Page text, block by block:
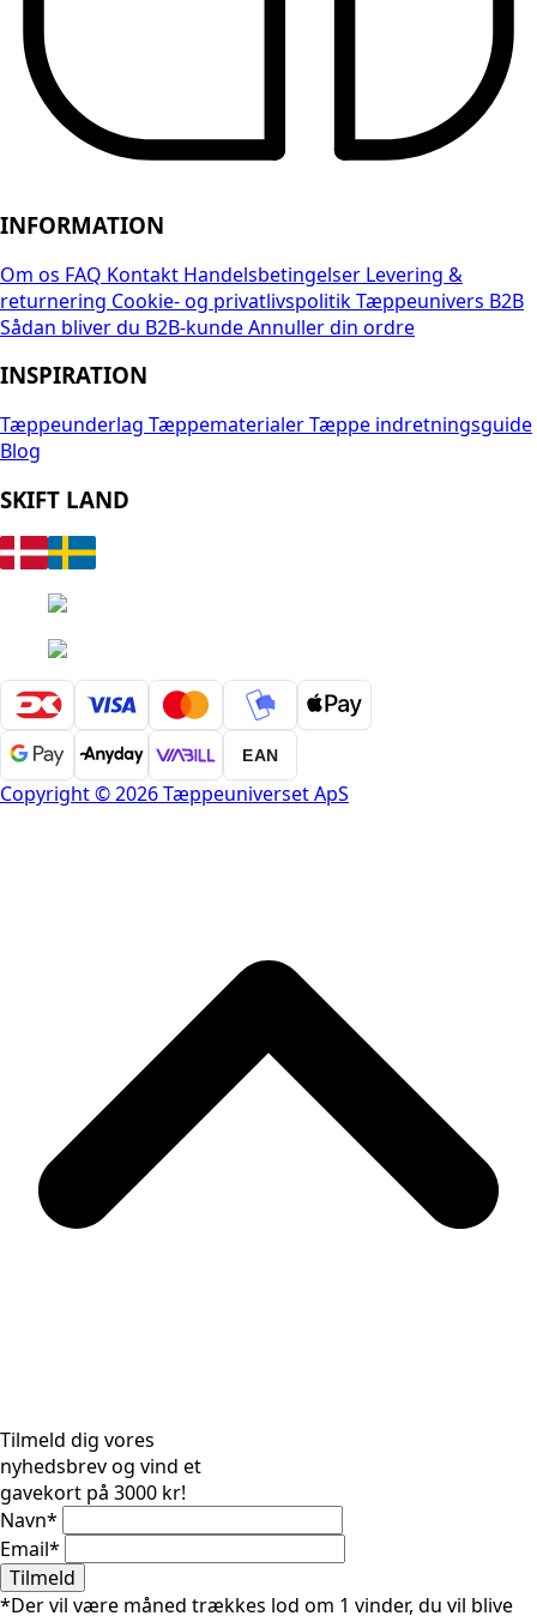
INFORMATION
Om os FAQ Kontakt Handelsbetingelser Levering &
returnering Cookie- og privatlivspolitikTæppeunivers B2B
Sådan bliver du B2B-kundeAnnuller din ordre
INSPIRATION
Tæppeunderlag TæppematerialerTæppe indretningsguide
Blog
SKIFT LAND
EAN
Copyright © 2026 Tæppeuniverset ApS
Tilmeld dig vores
nyhedsbrev og vind et
gavekort på 3000 kr!
Navn*
Email*
Tilmeld
*Der vil være måned trækkes lod om 1 vinder, du vil blive